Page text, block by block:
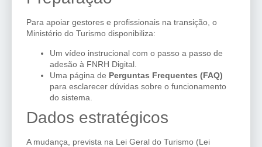
Para apoiar gestores e profissionais na transição, o
Ministério do Turismo disponibiliza:
Um vídeo instrucional com o passo a passo de
adesão à FNRH Digital.
Uma página de Perguntas Frequentes (FAQ)
para esclarecer dúvidas sobre o funcionamento
do sistema.
Dados estratégicos
A mudança, prevista na Lei Geral do Turismo (Lei